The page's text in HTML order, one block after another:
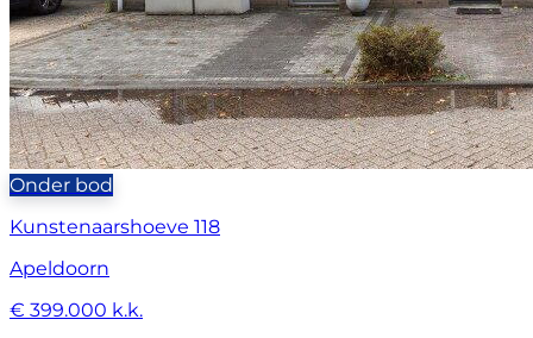
Onder bod
Kunstenaarshoeve 118
Apeldoorn
€ 399.000 k.k.